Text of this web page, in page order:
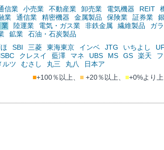
信業 小売業 不動産業 卸売業 電気機器 REIT
業 通信業 精密機器 金属製品 保険業 証券業
業 陸運業 電気・ガス業 非鉄金属 繊維製品 ガ
鉱業
石油・石炭製品
SBI 三菱 東海東京 インベ JTG いちよし
クレスイ 藍澤 マネ UBS MS GS 楽天
ルツ むさし 丸三 丸八
日本ア
■+100％以上、 ■+20％以上、 ■+0%より上